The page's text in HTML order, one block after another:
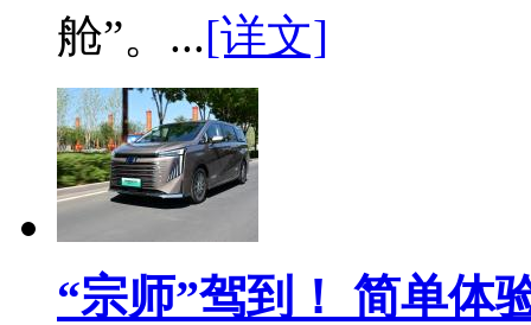
舱”。...[详文]
“宗师”驾到！ 简单体